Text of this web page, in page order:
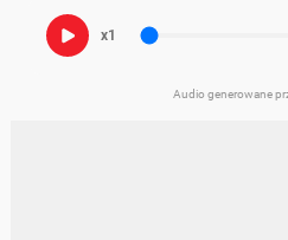
x1
Audio generowane